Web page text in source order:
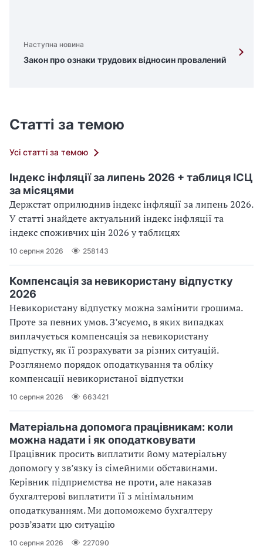
Наступна новина
Закон про ознаки трудових відносин провалений
Статті за темою
Усі статті за темою
Індекс інфляції за липень 2026 + таблиця ІСЦ
за місяцями
Держстат оприлюднив індекс інфляції за липень 2026.
У статті знайдете актуальний індекс інфляції та
індекс споживчих цін 2026 у таблицях
10 серпня 2026 258143
Компенсація за невикористану відпустку
2026
Невикористану відпустку можна замінити грошима.
Проте за певних умов. З’ясуємо, в яких випадках
виплачується компенсація за невикористану
відпустку, як її розрахувати за різних ситуацій.
Розглянемо порядок оподаткування та обліку
компенсації невикористаної відпустки
10 серпня 2026 663421
Матеріальна допомога працівникам: коли
можна надати і як оподатковувати
Працівник просить виплатити йому матеріальну
допомогу у зв’язку із сімейними обставинами.
Керівник підприємства не проти, але наказав
бухгалтерові виплатити її з мінімальним
оподаткуванням. Ми допоможемо бухгалтеру
розв’язати цю ситуацію
10 серпня 2026 227090